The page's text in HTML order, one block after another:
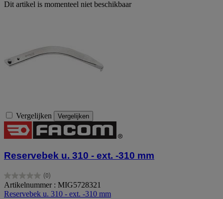
Dit artikel is momenteel niet beschikbaar
Vergelijken Vergelijken
Reservebek u. 310 - ext. -310 mm
(0)
0.0
van
Artikelnummer : MIG5728321
Reservebek u. 310 - ext. -310 mm